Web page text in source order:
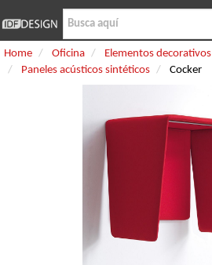
Home Oficina
Elementos decorativos
Paneles acústicos sintéticos
Cocker